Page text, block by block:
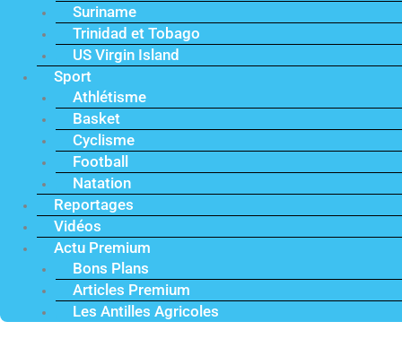
Suriname
Trinidad et Tobago
US Virgin Island
Sport
Athlétisme
Basket
Cyclisme
Football
Natation
Reportages
Vidéos
Actu Premium
Bons Plans
Articles Premium
Les Antilles Agricoles